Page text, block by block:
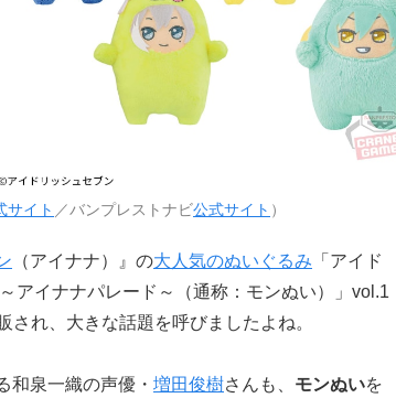
サイト ／バンプレストナビ公式サイト ）
（アイナナ）』の大人気のぬいぐるみ 「アイド
アイナナパレード～（通称：モンぬい）」vol.1
れ、大きな話題を呼びましたよね。
和泉一織の声優・ 増田俊樹さんも、 モンぬいを